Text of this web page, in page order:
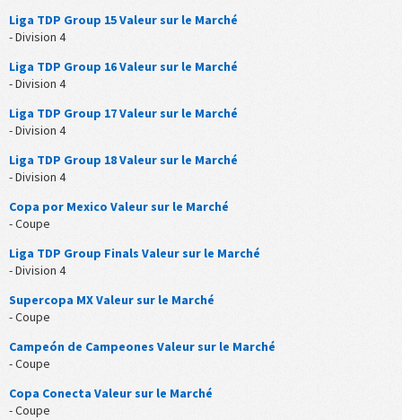
Liga TDP Group 15 Valeur sur le Marché
- Division 4
Liga TDP Group 16 Valeur sur le Marché
- Division 4
Liga TDP Group 17 Valeur sur le Marché
- Division 4
Liga TDP Group 18 Valeur sur le Marché
- Division 4
Copa por Mexico Valeur sur le Marché
- Coupe
Liga TDP Group Finals Valeur sur le Marché
- Division 4
Supercopa MX Valeur sur le Marché
- Coupe
Campeón de Campeones Valeur sur le Marché
- Coupe
Copa Conecta Valeur sur le Marché
- Coupe